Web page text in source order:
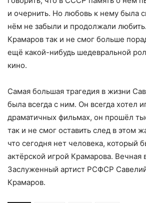
и очернить. Но любовь к нему была
нём не забыли и продолжали
Крамаров так и не смог больше
ещё какой-нибудь шедевральной
кино.
Самая большая трагедия в жизни
была всегда с ним. Он всегда хотел
драматичных фильмах, он прошёл
так и не смог оставить след в этом
что сегодня нет человека, который
актёрской игрой Крамарова. Вечная
Заслуженный артист РСФСР
Крамаров.